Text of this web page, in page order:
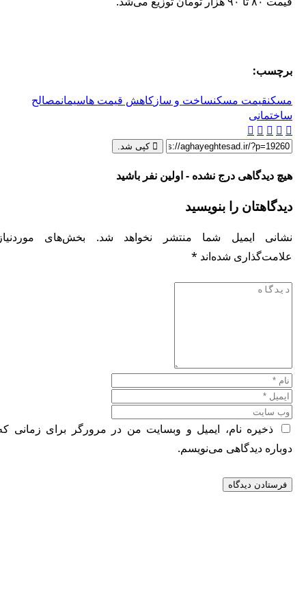
برچسب:
مسکنقیمت مسکنساخت و سازکاهش قیمت هاسیمانمصالح
ساختمانی
کپی شد.
هیچ دیدگاهی درج نشده - اولین نفر باشید
دیدگاهتان را بنویسید
نشانی ایمیل شما منتشر نخواهد شد.
بخش‌های موردنیاز
علامت‌گذاری شده‌اند*
ذخیره نام، ایمیل و وبسایت من در مرورگر برای زمانی که
دوباره دیدگاهی می‌نویسم.